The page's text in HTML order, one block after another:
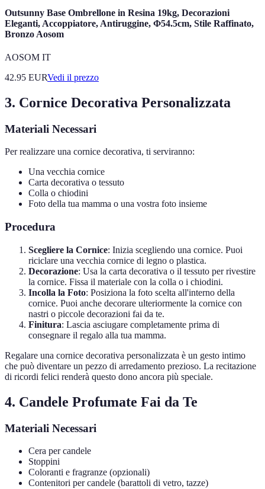
Outsunny Base Ombrellone in Resina 19kg, Decorazioni
Eleganti, Accoppiatore, Antiruggine, Φ54.5cm, Stile Raffinato,
Bronzo Aosom
AOSOM IT
42.95 EURVedi il prezzo
3. Cornice Decorativa Personalizzata
Materiali Necessari
Per realizzare una cornice decorativa, ti serviranno:
Una vecchia cornice
Carta decorativa o tessuto
Colla o chiodini
Foto della tua mamma o una vostra foto insieme
Procedura
Scegliere la Cornice: Inizia scegliendo una cornice. Puoi
riciclare una vecchia cornice di legno o plastica.
Decorazione: Usa la carta decorativa o il tessuto per rivestire
la cornice. Fissa il materiale con la colla o i chiodini.
Incolla la Foto: Posiziona la foto scelta all'interno della
cornice. Puoi anche decorare ulteriormente la cornice con
nastri o piccole decorazioni fai da te.
Finitura: Lascia asciugare completamente prima di
consegnare il regalo alla tua mamma.
Regalare una cornice decorativa personalizzata è un gesto intimo
che può diventare un pezzo di arredamento prezioso. La recitazione
di ricordi felici renderà questo dono ancora più speciale.
4. Candele Profumate Fai da Te
Materiali Necessari
Cera per candele
Stoppini
Coloranti e fragranze (opzionali)
Contenitori per candele (barattoli di vetro, tazze)